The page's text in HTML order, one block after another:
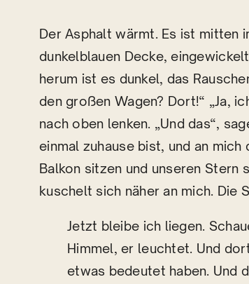
Der Asphalt wärmt. Es ist mitten
dunkelblauen Decke,
herum ist es dunkel, das
den großen Wagen? Dort!“ „Ja,
nach oben lenken. „Und das“,
einmal zuhause bist, und an
Balkon sitzen und unseren Stern
kuschelt sich näher an mich. Die
Jetzt bleibe ich liegen.
Himmel, er leuchtet. Und
etwas bedeutet haben. Und